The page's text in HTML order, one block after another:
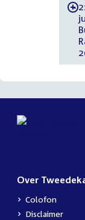
-
Over
Colofon
Disclaimer